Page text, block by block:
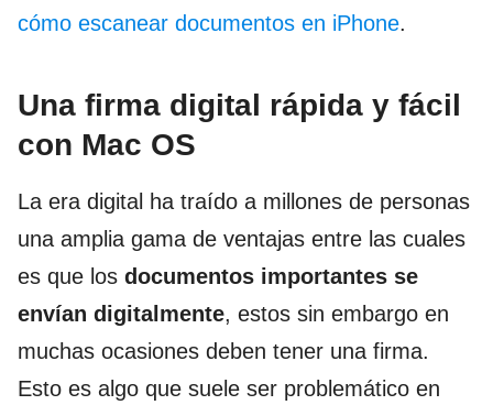
cómo escanear documentos en iPhone.
Una firma digital rápida y fácil
con Mac OS
La era digital ha traído a millones de personas
una amplia gama de ventajas entre las cuales
es que los documentos importantes se
envían digitalmente, estos sin embargo en
muchas ocasiones deben tener una firma.
Esto es algo que suele ser problemático en